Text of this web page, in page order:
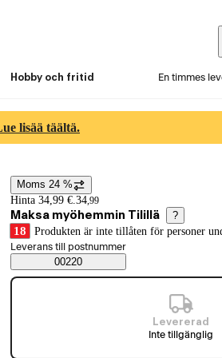
Hobby och fritid En timmes
lisää täältä.
Prisinformation
Moms 24 %
Hinta 34,99 €.34,99
Maksa myöhemmin Tilillä ?
18 Produkten är inte tillåten för personer
Saatavuustiedot
Välj beställningssätt
Leverans till postnummer
00220
Levererad
Inte tillgänglig